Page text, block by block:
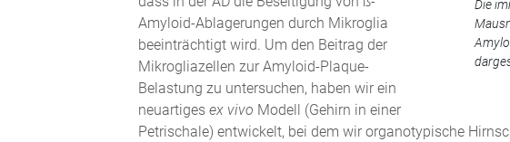
Die
Amyloid-Ablagerungen durch Mikroglia
beeinträchtigt wird. Um den Beitrag der
Mikrogliazellen zur Amyloid-Plaque-
Belastung zu untersuchen, haben wir ein
neuartiges ex vivo Modell (Gehirn in einer
Petrischale) entwickelt, bei dem wir organotypische